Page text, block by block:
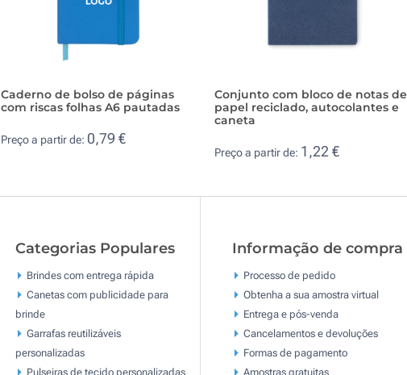
Caderno de bolso de páginas
com riscas folhas A6 pautadas
Preço a partir de: 0,79 €
Conjunto com bloco de notas de
papel reciclado, autocolantes e
caneta
Preço a partir de: 1,22 €
Categorias Populares
Brindes com entrega rápida
Canetas com publicidade para
brinde
Garrafas reutilizáveis
personalizadas
Pulseiras de tecido personalizadas
Informação de compra
Processo de pedido
Obtenha a sua amostra virtual
Entrega e pós-venda
Cancelamentos e devoluções
Formas de pagamento
Amostras gratuitas